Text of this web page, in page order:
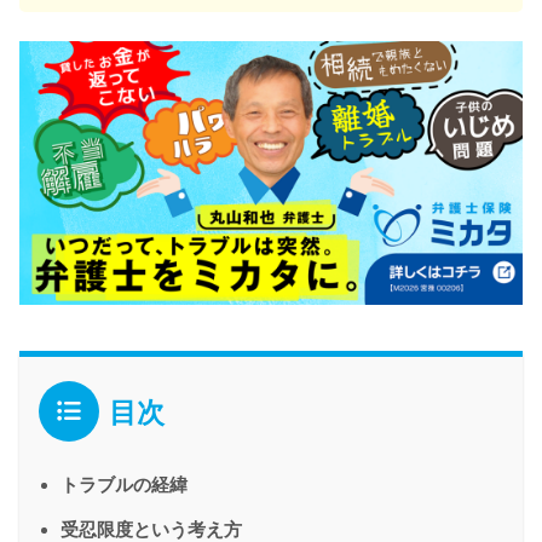
目次
トラブルの経緯
受忍限度という考え方